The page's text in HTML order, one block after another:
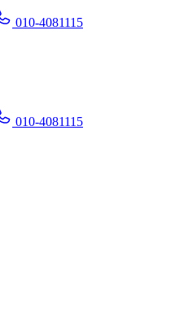
010-4081115
010-4081115